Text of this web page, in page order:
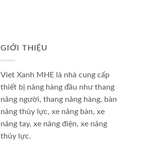
GIỚI THIỆU
Viet Xanh MHE là nhà cung cấp
thiết bị nâng hàng đầu như thang
nâng người, thang nâng hàng, bàn
nâng thủy lực, xe nâng bàn, xe
nâng tay, xe nâng điện, xe nâng
thủy lực.